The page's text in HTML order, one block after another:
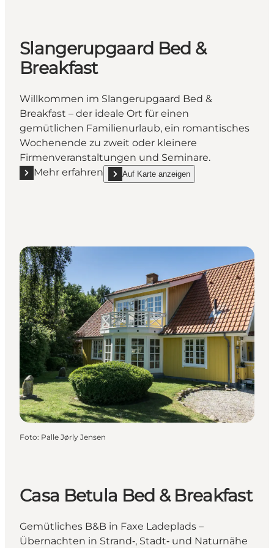
Slangerupgaard Bed &
Breakfast
Willkommen im Slangerupgaard Bed &
Breakfast – der ideale Ort für einen
gemütlichen Familienurlaub, ein romantisches
Wochenende zu zweit oder kleinere
Firmenveranstaltungen und Seminare.
Mehr erfahren
Mehr erfahren "Slangerupgaard Bed & Breakfast"
Auf Karte anzeigen
show Slangerupgaard Bed & Breakfast
Foto: Palle Jørly Jensen
Casa Betula Bed & Breakfast
Gemütliches B&B in Faxe Ladeplads –
Übernachten in Strand‑, Stadt‑ und Naturnähe